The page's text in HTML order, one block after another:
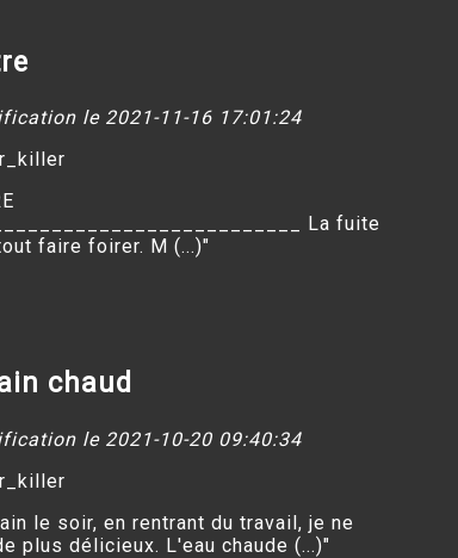
le 2021-11-16 17:01:24
La fuite
faire foirer. M (...)"
chaud
le 2021-10-20 09:40:34
le soir, en rentrant du travail, je ne
plus délicieux. L'eau chaude (...)"